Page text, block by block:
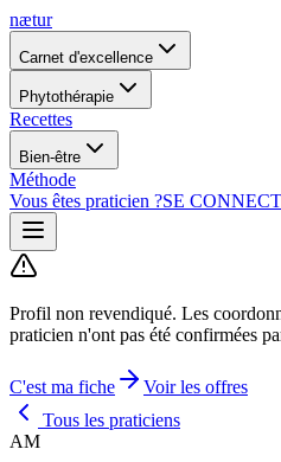
nætur
Carnet d'excellence
Phytothérapie
Recettes
Bien-être
Méthode
Vous êtes praticien ?SE
Profil non revendiqué. Les
praticien n'ont pas été confirmées
C'est ma fiche
Voir les offres
Tous les praticiens
AM